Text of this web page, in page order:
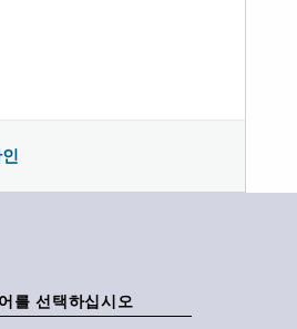
를 선택하십시오